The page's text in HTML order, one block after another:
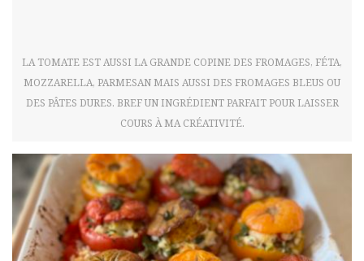
LA TOMATE EST AUSSI LA GRANDE COPINE DES FROMAGES, FÉTA,
MOZZARELLA, PARMESAN MAIS AUSSI DES FROMAGES BLEUS OU
DES PÂTES DURES. BREF UN INGRÉDIENT PARFAIT POUR LAISSER
COURS À MA CRÉATIVITÉ.